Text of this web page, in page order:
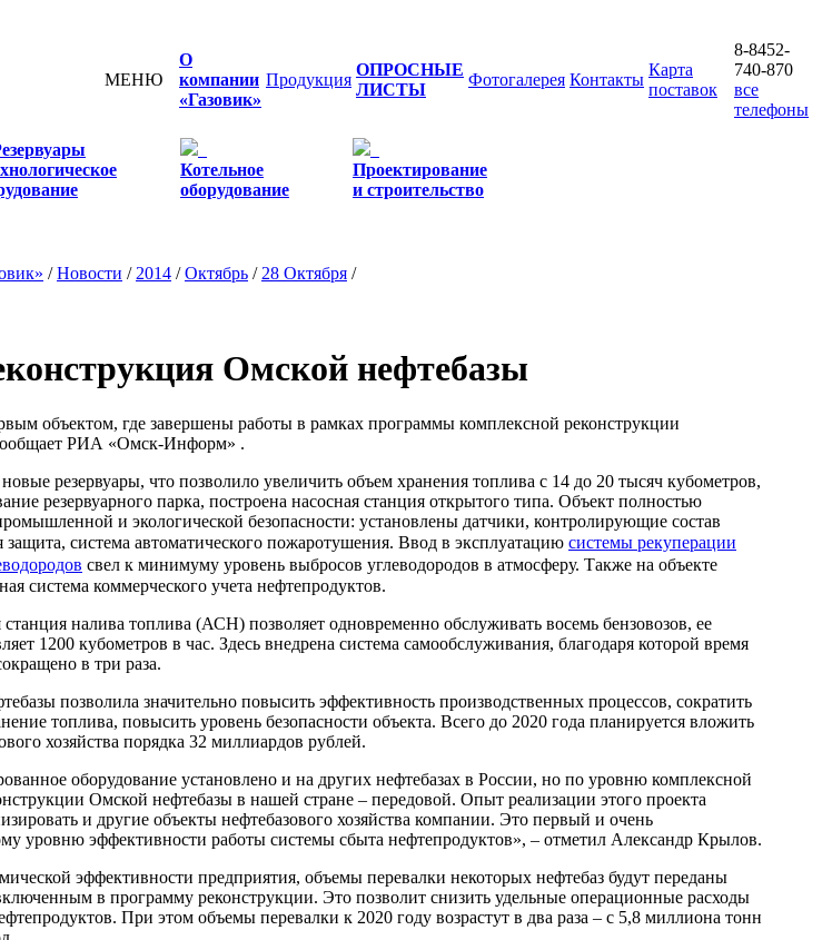
МЕНЮ
О
компании
«Газовик»
Продукция
ОПРОСНЫЕ
ЛИСТЫ
Фотогалерея Контакты
Карта
поставок
8-8452-
740-870
все
телефоны
Котельное
оборудование
Проектирование
и строительство
/Новости / 2014 /Октябрь / 28 Октября /
Омской нефтебазы
объектом, где завершены работы в рамках программы комплексной реконструкции
сообщает РИА «Омск-Информ» .
резервуары, что позволило увеличить объем хранения топлива с 14 до 20 тысяч кубометров,
резервуарного парка, построена насосная станция открытого типа. Объект полностью
и экологической безопасности: установлены датчики, контролирующие состав
защита, система автоматического пожаротушения. Ввод в эксплуатацию системы рекуперации
свел к минимуму уровень выбросов углеводородов в атмосферу. Также на объекте
система коммерческого учета нефтепродуктов.
налива топлива (АСН) позволяет одновременно обслуживать восемь бензовозов, ее
1200 кубометров в час. Здесь внедрена система самообслуживания, благодаря которой время
в три раза.
позволила значительно повысить эффективность производственных процессов, сократить
топлива, повысить уровень безопасности объекта. Всего до 2020 года планируется вложить
хозяйства порядка 32 миллиардов рублей.
оборудование установлено и на других нефтебазах в России, но по уровню комплексной
Омской нефтебазы в нашей стране – передовой. Опыт реализации этого проекта
и другие объекты нефтебазового хозяйства компании. Это первый и очень
уровню эффективности работы системы сбыта нефтепродуктов», – отметил Александр Крылов.
эффективности предприятия, объемы перевалки некоторых нефтебаз будут переданы
в программу реконструкции. Это позволит снизить удельные операционные расходы
При этом объемы перевалки к 2020 году возрастут в два раза – с 5,8 миллиона тонн